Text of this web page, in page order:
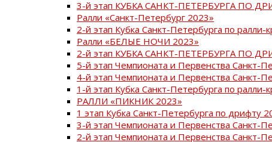
3-й этап КУБКА САНКТ-ПЕТЕРБУРГА ПО
Ралли «Санкт-Петербург 2023»
2-й этап Кубка Санкт-Петербурга по ралли-
Ралли «БЕЛЫЕ НОЧИ 2023»
2-й этап КУБКА САНКТ-ПЕТЕРБУРГА ПО
5-й этап Чемпионата и Первенства Санкт-
4-й этап Чемпионата и Первенства Санкт-
1-й этап Кубка Санкт-Петербурга по ралли-
РАЛЛИ «ПИКНИК 2023»
1 этап Кубка Санкт-Петербурга по дрифту
3-й этап Чемпионата и Первенства Санкт-
2-й этап Чемпионата и Первенства Санкт-